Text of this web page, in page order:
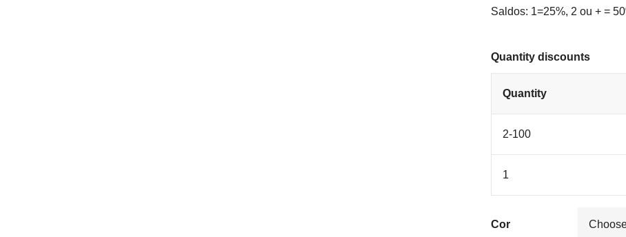
Saldos: 1=25%, 2 ou + =
Quantity discounts
Quantity
2-100
1
Cor